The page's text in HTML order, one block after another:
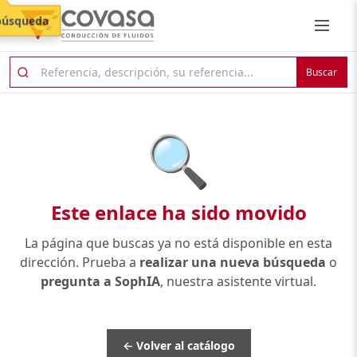
Buscar
🔍
Este enlace ha sido movido
La página que buscas ya no está disponible en esta
dirección. Prueba a realizar una nueva búsqueda o
pregunta a SophIA, nuestra asistente virtual.
← Volver al catálogo